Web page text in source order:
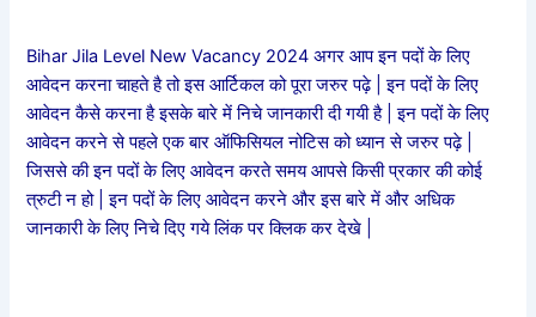
Bihar Jila Level New Vacancy 2024 अगर आप इन पदों के लिए
आवेदन करना चाहते है तो इस आर्टिकल को पूरा जरुर पढ़े | इन पदों के लिए
आवेदन कैसे करना है इसके बारे में निचे जानकारी दी गयी है | इन पदों के लिए
आवेदन करने से पहले एक बार ऑफिसियल नोटिस को ध्यान से जरुर पढ़े |
जिससे की इन पदों के लिए आवेदन करते समय आपसे किसी प्रकार की कोई
त्रुटी न हो | इन पदों के लिए आवेदन करने और इस बारे में और अधिक
जानकारी के लिए निचे दिए गये लिंक पर क्लिक कर देखे |